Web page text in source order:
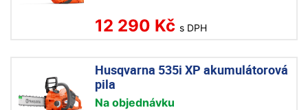
12 290 Kč s DPH
Husqvarna 535i XP akumulátorová
pila
Na objednávku